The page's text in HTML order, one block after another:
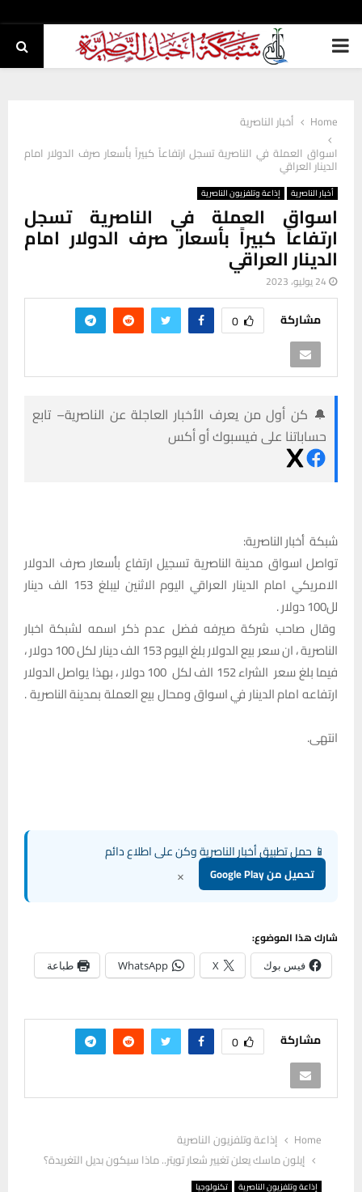
PRIMARY
Home
أخبار الناصرية
اسواق العملة في الناصرية تسجل ارتفاعاً كبيراً بأسعار صرف الدولار امام
الدينار العراقي
أخبار الناصرية إذاعة وتلفزيون الناصرية
اسواق العملة في الناصرية تسجل
ارتفاعاً كبيراً بأسعار صرف الدولار امام
الدينار العراقي
24 يوليو، 2023
مشاركة 0
🔔 كن أول من يعرف الأخبار العاجلة عن الناصرية– تابع
حساباتنا على فيسبوك أو أكس
شبكة أخبار الناصرية:
تواصل اسواق مدينة الناصرية تسجيل ارتفاع بأسعار صرف الدولار
الامريكي امام الدينار العراقي اليوم الاثنين ليبلغ 153 الف دينار
لل100 دولار .
وقال صاحب شركة صيرفه فضل عدم ذكر اسمه لشبكة اخبار
الناصرية ، ان سعر بيع الدولار بلغ اليوم 153 الف دينار لكل 100 دولار ،
فيما بلغ سعر الشراء 152 الف لكل 100 دولار ، بهذا يواصل الدولار
ارتفاعه امام الدينار في اسواق ومحال بيع العملة بمدينة الناصرية .
انتهى.
📱 حمل تطبيق أخبار الناصرية وكن على اطلاع دائم
تحميل من Google Play ×
شارك هذا الموضوع:
فيس بوك X
WhatsApp طباعة
مشاركة 0
Home
إذاعة وتلفزيون الناصرية
إيلون ماسك يعلن تغيير شعار تويتر.. ماذا سيكون بديل التغريدة؟
إذاعة وتلفزيون الناصرية تكنولوجيا